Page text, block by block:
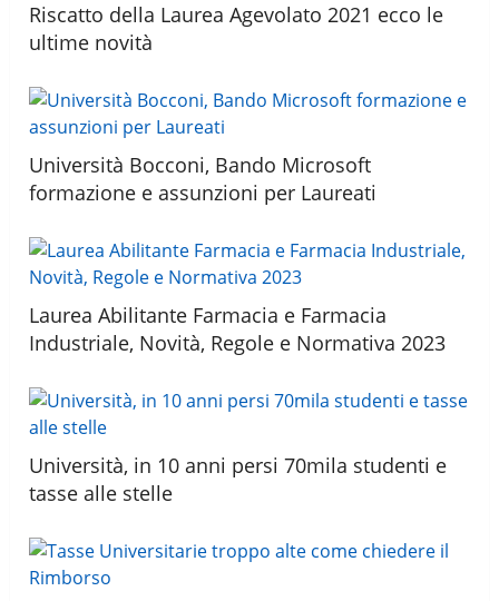
Riscatto della Laurea Agevolato 2021 ecco le
ultime novità
Università Bocconi, Bando Microsoft
formazione e assunzioni per Laureati
Laurea Abilitante Farmacia e Farmacia
Industriale, Novità, Regole e Normativa 2023
Università, in 10 anni persi 70mila studenti e
tasse alle stelle